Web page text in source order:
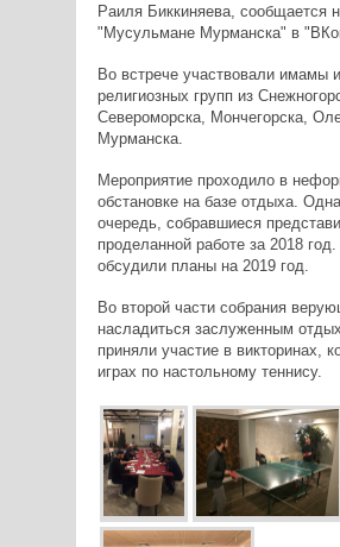
Раиля Биккиняева, сообщается
"Мусульмане Мурманска" в
Во встрече участвовали имамы
религиозных групп из
Североморска, Мончегорска,
Мурманска.
Мероприятие проходило в
обстановке на базе отдыха.
очередь, собравшиеся
проделанной работе за 2018
обсудили планы на 2019 год.
Во второй части собрания
насладиться заслуженным
приняли участие в викторинах,
играх по настольному теннису.